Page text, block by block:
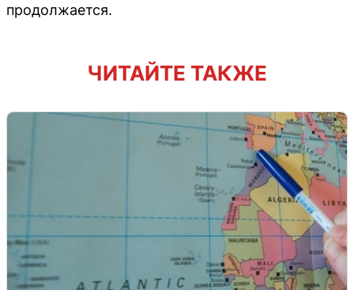
продолжается.
ЧИТАЙТЕ ТАКЖЕ